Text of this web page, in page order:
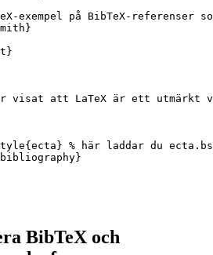
exempel på BibTeX-
}
visat att LaTeX är ett utmärkt
{ecta} % här laddar du
BibTeX och